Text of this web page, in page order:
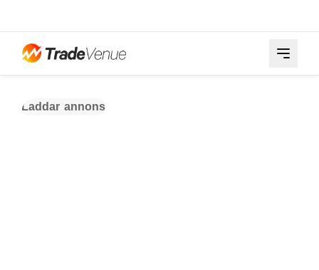
Laddar annons